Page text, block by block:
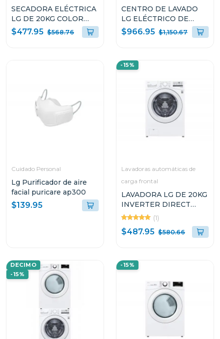
SECADORA ELÉCTRICA
LG DE 20KG COLOR
BLANCO THINQ
DF20WV2EW
$477.95 $568.76
CENTRO DE LAVADO
LG ELÉCTRICO DE
20KG WM20/DF20
$966.95 $1,150.67
Cuidado Personal
Lg Purificador de aire
facial puricare ap300
$139.95
-15%
Lavadoras automáticas de
carga frontal
LAVADORA LG DE 20KG
INVERTER DIRECT
DRIVE THINQ
WM20WV26W
(1)
$487.95 $580.66
DECIMO
-15%
-15%